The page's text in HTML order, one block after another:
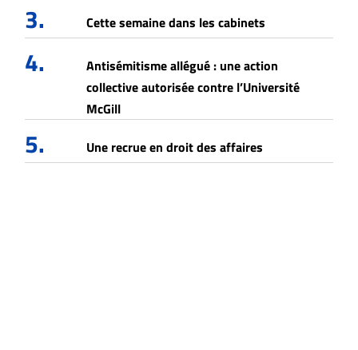
3. Cette semaine dans les cabinets
4.
Antisémitisme allégué : une action
collective autorisée contre l’Université
McGill
5. Une recrue en droit des affaires